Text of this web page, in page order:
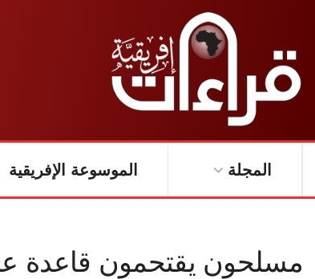
المجلة الموسوعة الإفريقية
مسلحون يقتحمون قاعدة